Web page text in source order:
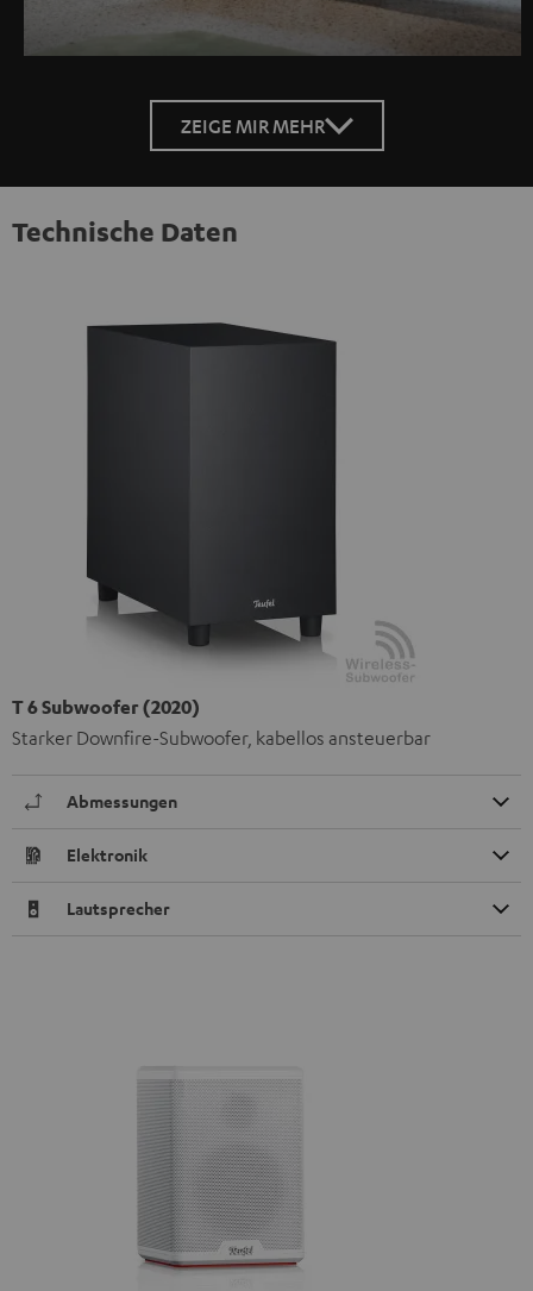
ZEIGE MIR MEHR
Technische Daten
T 6 Subwoofer (2020)
Starker Downfire-Subwoofer, kabellos ansteuerbar
Abmessungen
Elektronik
Lautsprecher